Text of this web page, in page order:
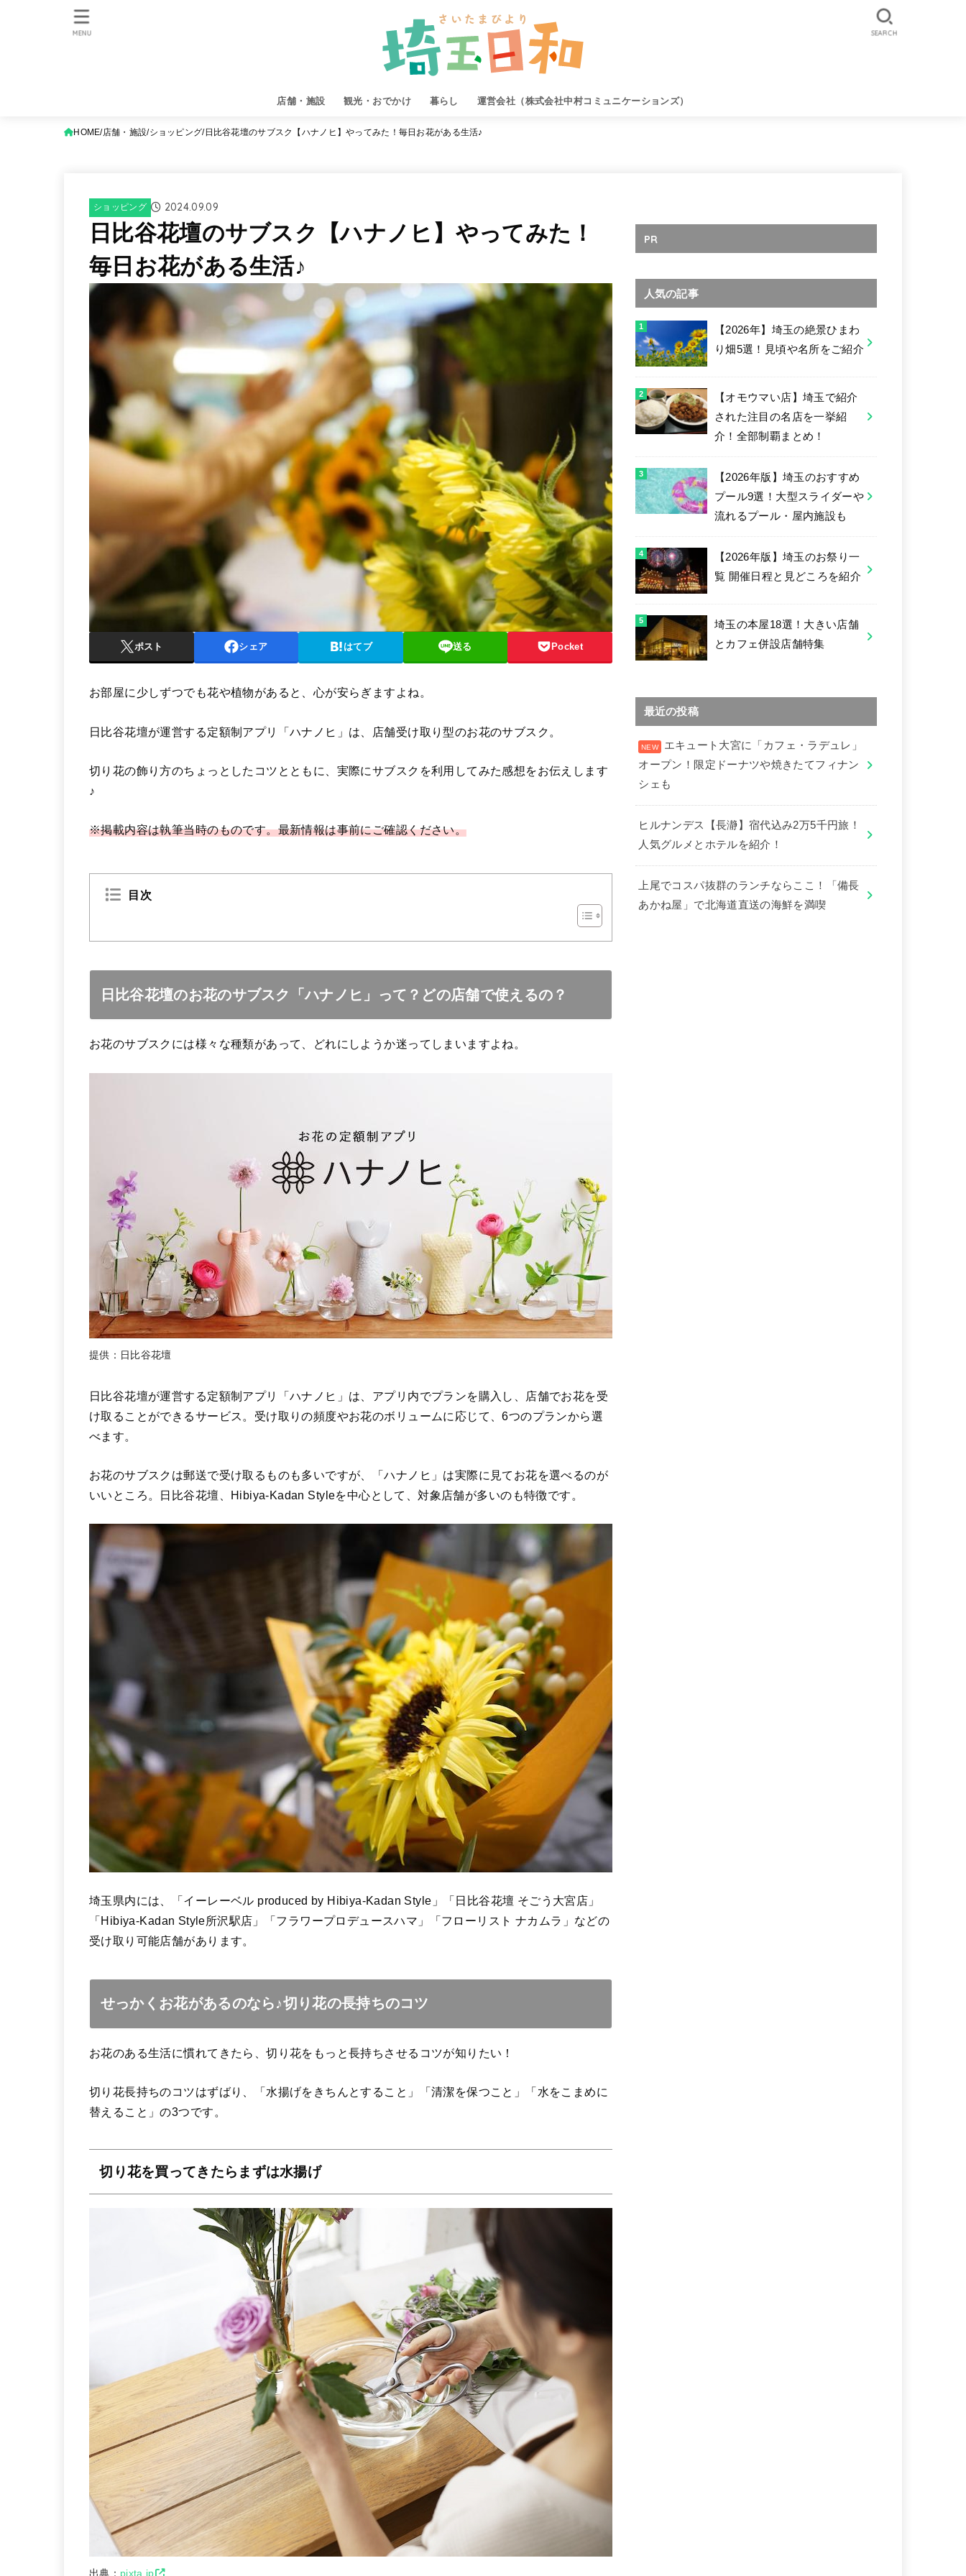
店舗・施設 観光・おでかけ 暮らし 運営会社（株式会社中村コミュニケーションズ）
SEARCH
MENU
HOME 店舗・施設 ショッピング 日比谷花壇のサブスク【ハナノヒ】やってみた！毎日お花がある生活♪
ショッピング 2024.09.09
日比谷花壇のサブスク【ハナノヒ】やってみた！
毎日お花がある生活♪
ポスト シェア はてブ 送る Pocket
お部屋に少しずつでも花や植物があると、心が安らぎますよね。
日比谷花壇が運営する定額制アプリ「ハナノヒ」は、店舗受け取り型のお花のサブスク。
切り花の飾り方のちょっとしたコツとともに、実際にサブスクを利用してみた感想をお伝えします
♪
※掲載内容は執筆当時のものです。最新情報は事前にご確認ください。
目次
日比谷花壇のお花のサブスク「ハナノヒ」って？どの店舗で使えるの？
お花のサブスクには様々な種類があって、どれにしようか迷ってしまいますよね。
提供：日比谷花壇
日比谷花壇が運営する定額制アプリ「ハナノヒ」は、アプリ内でプランを購入し、店舗でお花を受
け取ることができるサービス。受け取りの頻度やお花のボリュームに応じて、6つのプランから選
べます。
お花のサブスクは郵送で受け取るものも多いですが、「ハナノヒ」は実際に見てお花を選べるのが
いいところ。日比谷花壇、Hibiya-Kadan Styleを中心として、対象店舗が多いのも特徴です。
埼玉県内には、「イーレーベル produced by Hibiya-Kadan Style」「日比谷花壇 そごう大宮店」
「Hibiya-Kadan Style所沢駅店」「フラワープロデュースハマ」「フローリスト ナカムラ」などの
受け取り可能店舗があります。
せっかくお花があるのなら♪切り花の長持ちのコツ
お花のある生活に慣れてきたら、切り花をもっと長持ちさせるコツが知りたい！
切り花長持ちのコツはずばり、「水揚げをきちんとすること」「清潔を保つこと」「水をこまめに
替えること」の3つです。
切り花を買ってきたらまずは水揚げ
出典： pixta.jp
PR
人気の記事
【2026年】埼玉の絶景ひまわ
り畑5選！見頃や名所をご紹介
【オモウマい店】埼玉で紹介
された注目の名店を一挙紹
介！全部制覇まとめ！
【2026年版】埼玉のおすすめ
プール9選！大型スライダーや
流れるプール・屋内施設も
【2026年版】埼玉のお祭り一
覧 開催日程と見どころを紹介
埼玉の本屋18選！大きい店舗
とカフェ併設店舗特集
最近の投稿
エキュート大宮に「カフェ・ラデュレ」
オープン！限定ドーナツや焼きたてフィナン
シェも
ヒルナンデス【長瀞】宿代込み2万5千円旅！
人気グルメとホテルを紹介！
上尾でコスパ抜群のランチならここ！「備長
あかね屋」で北海道直送の海鮮を満喫